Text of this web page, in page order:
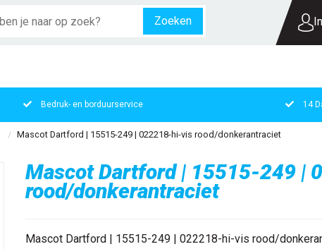
Zoeken
Bedruk- en borduurservice 14
Mascot Dartford | 15515-249 | 022218-hi-vis rood/donkerantraciet
Mascot Dartford | 15515-249 |
rood/donkerantraciet
Mascot Dartford | 15515-249 | 022218-hi-vis rood/